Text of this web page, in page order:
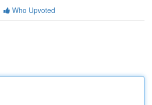
Who Upvoted